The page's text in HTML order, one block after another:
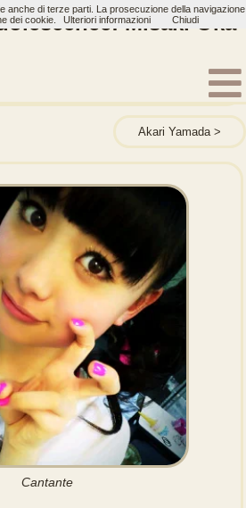
Misaki Oka
Akari Yamada
Cantante
anche di terze parti. La prosecuzione della navigazione
dei cookie.
Ulteriori informazioni Chiudi